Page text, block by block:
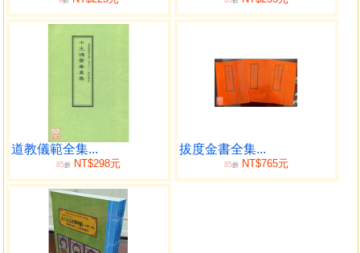
道教儀範全集...
85折 NT$298元
拔度金書全集...
85折NT$765元